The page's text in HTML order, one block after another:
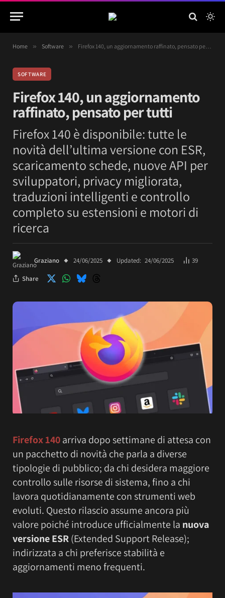
Home » Software » Firefox 140, un aggiornamento raffinato, pensato per tutti
SOFTWARE
Firefox 140, un aggiornamento
raffinato, pensato per tutti
Firefox 140 è disponibile: tutte le
novità dell’ultima versione con ESR,
scaricamento schede, nuove API per
sviluppatori, privacy migliorata,
traduzioni intelligenti e controllo
completo su estensioni e motori di
ricerca
Graziano 24/06/2025 Updated: 24/06/2025 39
Share
Firefox 140arriva dopo settimane di attesa con
un pacchetto di novità che parla a diverse
tipologie di pubblico; da chi desidera maggiore
controllo sulle risorse di sistema, fino a chi
lavora quotidianamente con strumenti web
evoluti. Questo rilascio assume ancora più
valore poiché introduce ufficialmente la nuova
versione ESR(Extended Support Release);
indirizzata a chi preferisce stabilità e
aggiornamenti meno frequenti.